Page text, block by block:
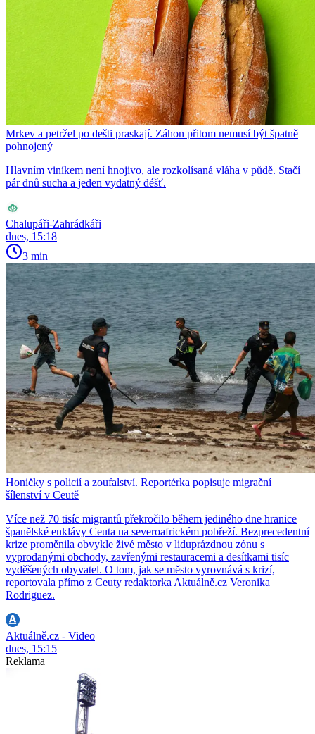
Mrkev a petržel po dešti praskají. Záhon přitom nemusí být špatně
pohnojený
Hlavním viníkem není hnojivo, ale rozkolísaná vláha v půdě. Stačí
pár dnů sucha a jeden vydatný déšť.
Chalupáři-Zahrádkáři
dnes, 15:18
3 min
Honičky s policií a zoufalství. Reportérka popisuje migrační
šílenství v Ceutě
Více než 70 tisíc migrantů překročilo během jediného dne hranice
španělské enklávy Ceuta na severoafrickém pobřeží. Bezprecedentní
krize proměnila obvykle živé město v liduprázdnou zónu s
vyprodanými obchody, zavřenými restauracemi a desítkami tisíc
vyděšených obyvatel. O tom, jak se město vyrovnává s krizí,
reportovala přímo z Ceuty redaktorka Aktuálně.cz Veronika
Rodriguez.
Aktuálně.cz - Video
dnes, 15:15
Reklama